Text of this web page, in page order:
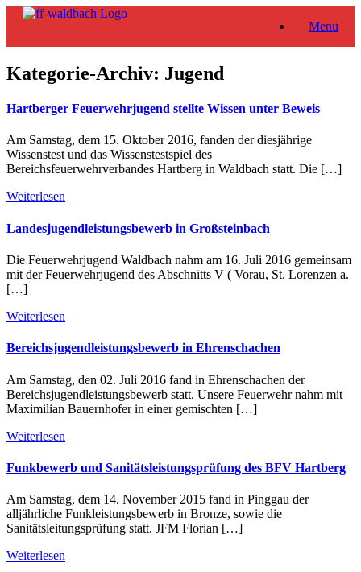
Zum
Menü
Kategorie-Archiv: Jugend
Hartberger Feuerwehrjugend stellte Wissen unter Beweis
Am Samstag, dem 15. Oktober 2016, fanden der diesjährige
Wissenstest und das Wissenstestspiel des
Bereichsfeuerwehrverbandes Hartberg in Waldbach statt. Die […]
Weiterlesen
Landesjugendleistungsbewerb in Großsteinbach
Die Feuerwehrjugend Waldbach nahm am 16. Juli 2016 gemeinsam
mit der Feuerwehrjugend des Abschnitts V ( Vorau, St. Lorenzen a.
[…]
Weiterlesen
Bereichsjugendleistungsbewerb in Ehrenschachen
Am Samstag, den 02. Juli 2016 fand in Ehrenschachen der
Bereichsjugendleistungsbewerb statt. Unsere Feuerwehr nahm mit
Maximilian Bauernhofer in einer gemischten […]
Weiterlesen
Funkbewerb und Sanitätsleistungsprüfung des BFV Hartberg
Am Samstag, dem 14. November 2015 fand in Pinggau der
alljährliche Funkleistungsbewerb in Bronze, sowie die
Sanitätsleitungsprüfung statt. JFM Florian […]
Weiterlesen